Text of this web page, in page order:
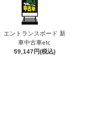
エントランスボード 新
車中古車etc
59,147円(税込)